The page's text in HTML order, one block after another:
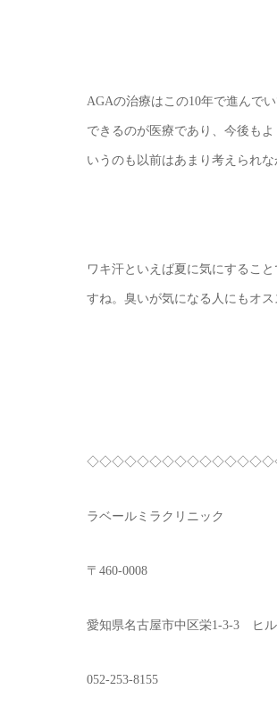
AGAの治療はこの10年で進んで
できるのが医療であり、今後も
いうのも以前はあまり考えられ
ワキ汗といえば夏に気にするこ
すね。臭いが気になる人にもオス
ラベールミラクリニック
〒460-0008
愛知県名古屋市中区栄1-3-3 ヒ
052-253-8155